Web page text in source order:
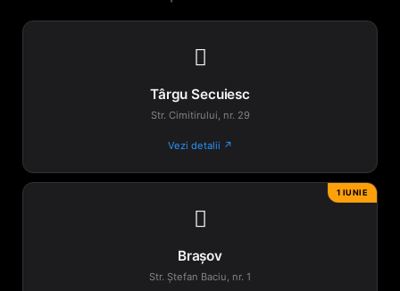

Târgu Secuiesc
Str. Cimitirului, nr. 29
Vezi detalii ↗
1 IUNIE

Brașov
Str. Ștefan Baciu, nr. 1